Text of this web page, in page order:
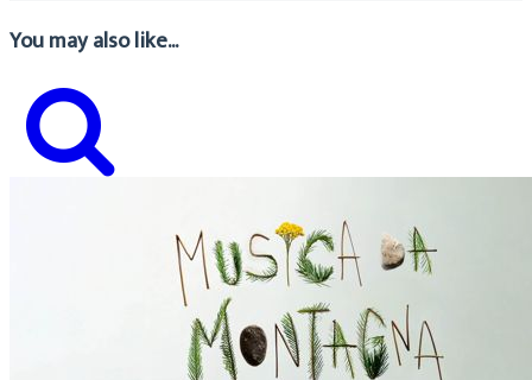
You may also like...